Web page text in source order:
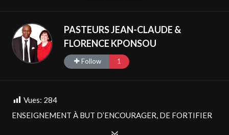
PASTEURS JEAN-CLAUDE &
FLORENCE KPONSOU
Follow 1
Vues: 284
ENSEIGNEMENT À BUT D’ENCOURAGER, DE FORTIFIER